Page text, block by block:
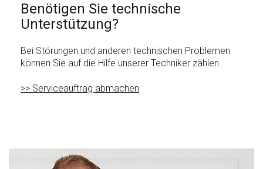
Benötigen Sie technische
Unterstützung?
Bei Störungen und anderen technischen Problemen
können Sie auf die Hilfe unserer Techniker zählen.
>> Serviceauftrag abmachen